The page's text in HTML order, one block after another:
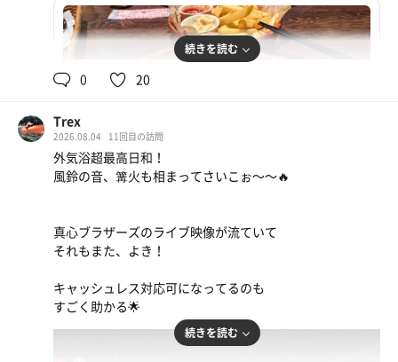
水
太陽のように上がるボルテージに空ぶかしで唸る大口径ブ
ロワー発射！
身を屈めてピークを過ぎたな、と察知したところで最上段
に移動。終了して水風呂へin
備長炭風呂に清涼剤配合のアタック感強めな水風呂で癒さ
口上でもあったようにサウナ系ドリンクオーダーするとか
き氷サービスのキャンペーン実施中なのでリボスパオーダ
ー
熱波終わりでわざわざ来てくれたメイタさんと談笑。メイ
2nd/21時回
そこからは湘南乃風の睡蓮花のサビの歌詞通り、タオルブ
ンブン回すお祭り騒ぎ。
勝手に撹拌されそこかしこに漂う熱を帯びた蒸気
そしてそれを大口径ブロワーで刺してくる！
レギュラーバーグディッシュ
た。ご飯を少し手伝ってもらい、何とか完食しまし
た。
続きを読む
0 20
Trex
2026.08.04 11回目の訪問
外気浴超最高日和！
風鈴の音、篝火も相まってさいこぉ〜〜🔥
真心ブラザーズのライブ映像が流ていて
それもまた、よき！
キャッシュレス対応可になってるのも
すごく助かる🌟
続きを読む